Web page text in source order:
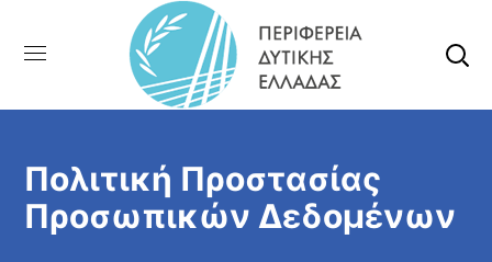
Πολιτική Προστασίας
Προσωπικών Δεδομένων